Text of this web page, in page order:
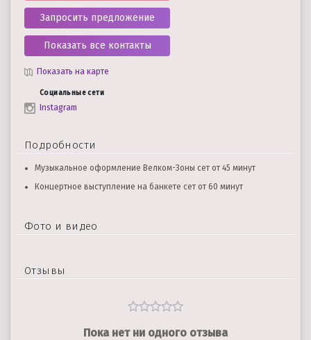
Запросить предложение
Показать все контакты
Показать на карте
Социальные сети
Instagram
Подробности
Музыкальное оформление Велком-Зоны сет от 45 минут
Концертное выступление на банкете сет от 60 минут
Фото и видео
Отзывы
Пока нет ни одного отзыва